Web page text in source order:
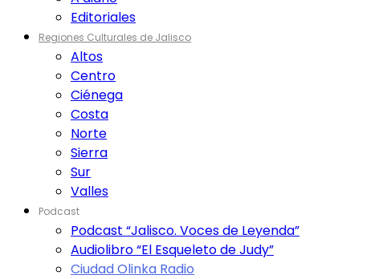
Editoriales
Regiones Culturales de Jalisco
Altos
Centro
Ciénega
Costa
Norte
Sierra
Sur
Valles
Podcast
Podcast “Jalisco. Voces de Leyenda”
Audiolibro “El Esqueleto de Judy”
Ciudad Olinka Radio